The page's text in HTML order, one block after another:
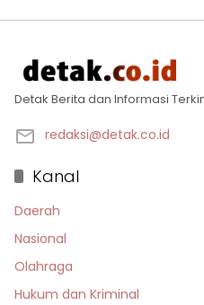
Detak Berita dan Informasi
redaksi@detak.co.id
Kanal
Daerah
Nasional
Olahraga
Hukum dan Kriminal